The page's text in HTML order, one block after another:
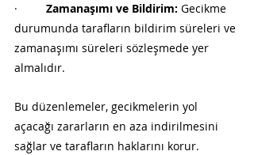
· Zamanaşımı ve Bildirim: Gecikme
durumunda tarafların bildirim süreleri ve
zamanaşımı süreleri sözleşmede yer
almalıdır.
Bu düzenlemeler, gecikmelerin yol
açacağı zararların en aza indirilmesini
sağlar ve tarafların haklarını korur.